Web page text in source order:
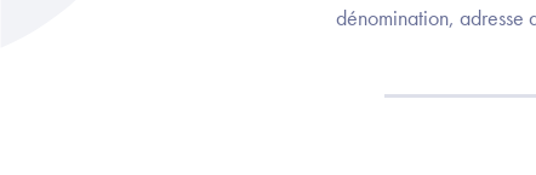
dénomination, adresse